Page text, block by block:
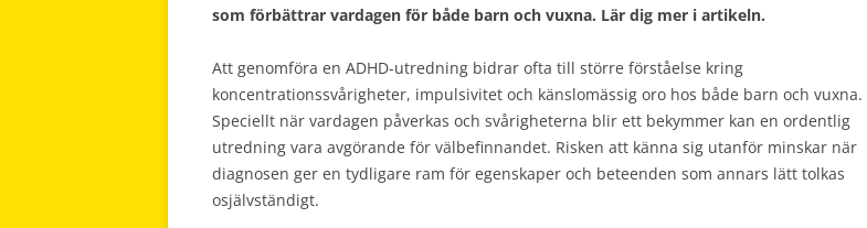
som förbättrar vardagen för både barn och vuxna. Lär dig mer i artikeln.
Att genomföra en ADHD-utredning bidrar ofta till större förståelse kring
koncentrationssvårigheter, impulsivitet och känslomässig oro hos både barn och vuxna.
Speciellt när vardagen påverkas och svårigheterna blir ett bekymmer kan en ordentlig
utredning vara avgörande för välbefinnandet. Risken att känna sig utanför minskar när
diagnosen ger en tydligare ram för egenskaper och beteenden som annars lätt tolkas
osjälvständigt.